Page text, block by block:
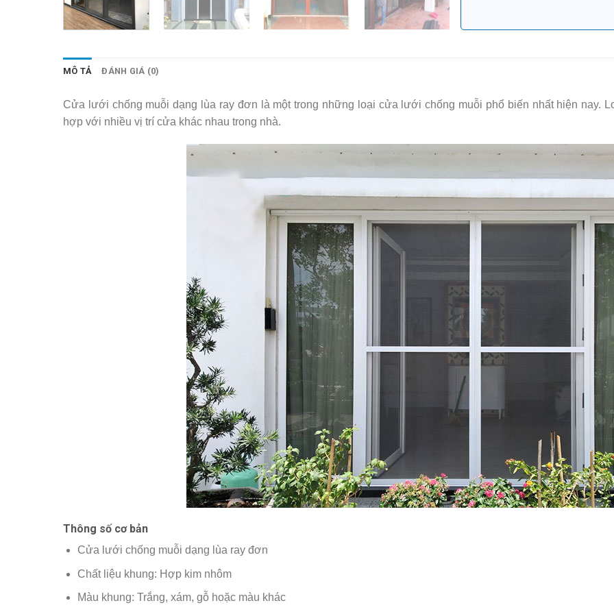
MÔ TẢ ĐÁNH GIÁ (0)
Cửa lưới chống muỗi dạng lùa ray đơn là một trong những loại cửa lưới chống muỗi phổ biến nhất hiện nay.
hợp với nhiều vị trí cửa khác nhau trong nhà.
Thông số cơ bản
Cửa lưới chống muỗi dạng lùa ray đơn
Chất liệu khung: Hợp kim nhôm
Màu khung: Trắng, xám, gỗ hoặc màu khác